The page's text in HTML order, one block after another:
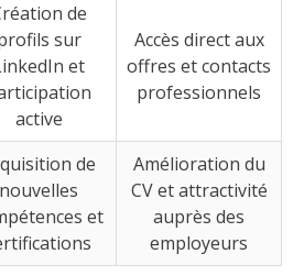
de
sur
et
active
Accès direct aux
offres et contacts
professionnels
de
nouvelles
et
Amélioration du
CV et attractivité
auprès des
employeurs